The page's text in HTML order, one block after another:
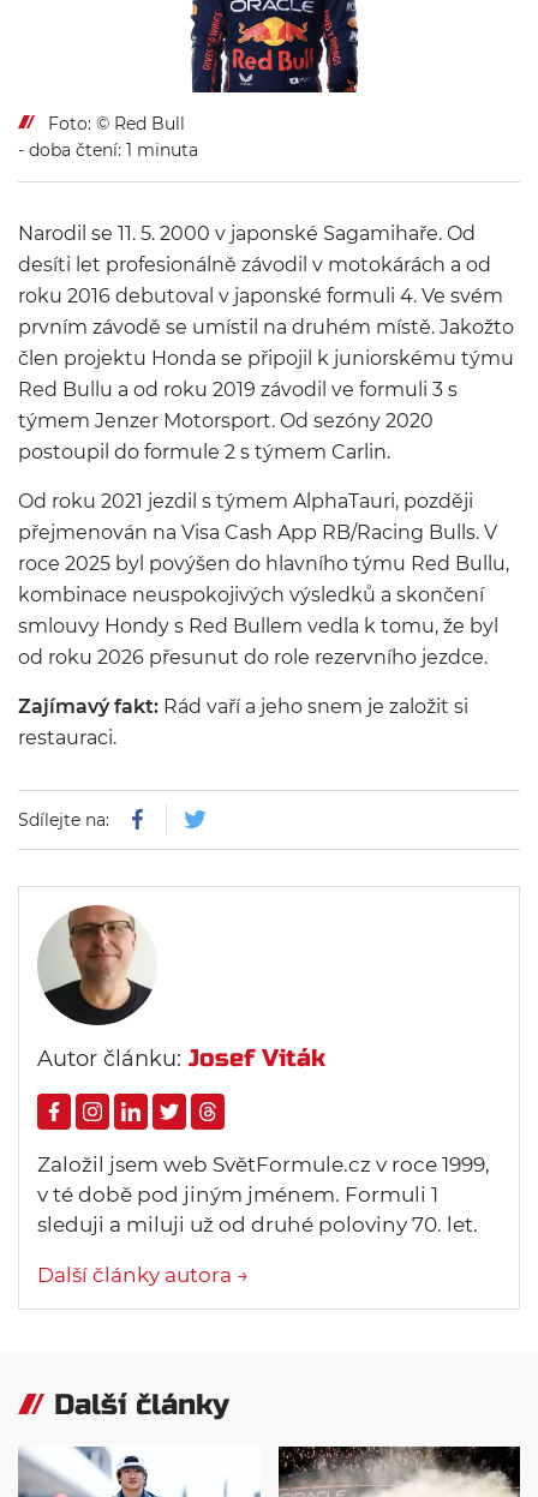
Foto: © Red Bull
- doba čtení: 1 minuta
Narodil se 11. 5. 2000 v japonské Sagamihaře. Od
desíti let profesionálně závodil v motokárách a od
roku 2016 debutoval v japonské formuli 4. Ve svém
prvním závodě se umístil na druhém místě. Jakožto
člen projektu Honda se připojil k juniorskému týmu
Red Bullu a od roku 2019 závodil ve formuli 3 s
týmem Jenzer Motorsport. Od sezóny 2020
postoupil do formule 2 s týmem Carlin.
Od roku 2021 jezdil s týmem AlphaTauri, později
přejmenován na Visa Cash App RB/Racing Bulls. V
roce 2025 byl povýšen do hlavního týmu Red Bullu,
kombinace neuspokojivých výsledků a skončení
smlouvy Hondy s Red Bullem vedla k tomu, že byl
od roku 2026 přesunut do role rezervního jezdce.
Zajímavý fakt: Rád vaří a jeho snem je založit si
restauraci.
Sdílejte na:
Autor článku: Josef Viták
Založil jsem web SvětFormule.cz v roce 1999,
v té době pod jiným jménem. Formuli 1
sleduji a miluji už od druhé poloviny 70. let.
Další články autora →
Další články